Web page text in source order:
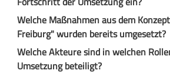
Welche Maßnahmen aus dem
Freiburg" wurden bereits umgesetzt?
Welche Akteure sind in welchen
Umsetzung beteiligt?